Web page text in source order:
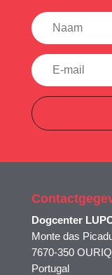
Dogcenter
Monte das
7670-350
Portugal